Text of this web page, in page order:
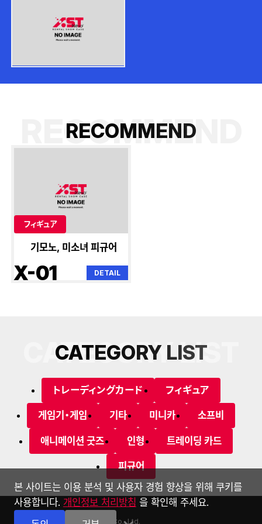
RECOMMEND
RECOMMEND
フィギュア
기모노, 미소녀 피규어
X-01 DETAIL
CATEGORY LIST
CATEGORY LIST
トレーディングカード フィギュア
게임기・게임 기타 미니카 소프비
애니메이션 굿즈 인형 트레이딩 카드
피규어
Astop Co., Ltd.
본 사이트는 이용 분석 및 사용자 경험 향상을 위해 쿠키를
사용합니다. 개인정보 처리방침 을 확인해 주세요.